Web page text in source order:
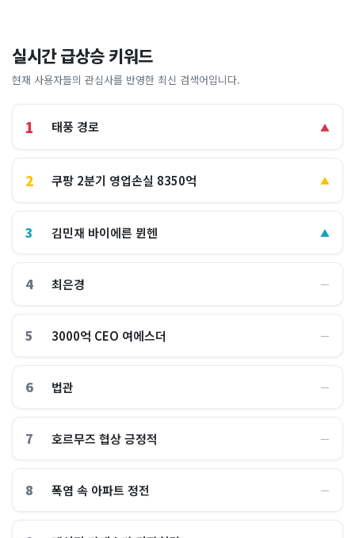
실시간 급상승 키워드
현재 사용자들의 관심사를 반영한 최신 검색어입니다.
1 태풍 경로 ▲
2 쿠팡 2분기 영업손실 8350억 ▲
3 김민재 바이에른 뮌헨 ▲
4 최은경 ―
5 3000억 CEO 여에스더 ―
6 법관 ―
7 호르무즈 협상 긍정적 ―
8 폭염 속 아파트 정전 ―